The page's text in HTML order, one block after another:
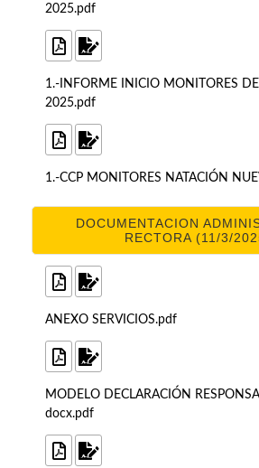
2025.pdf
1.-INFORME INICIO MONITORES
2025.pdf
1.-CCP MONITORES NATACIÓN
DOCUMENTACION
RECTORA (11/3/
ANEXO SERVICIOS.pdf
MODELO DECLARACIÓN
docx.pdf